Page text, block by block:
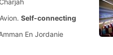
Self-connecting
En Jordanie